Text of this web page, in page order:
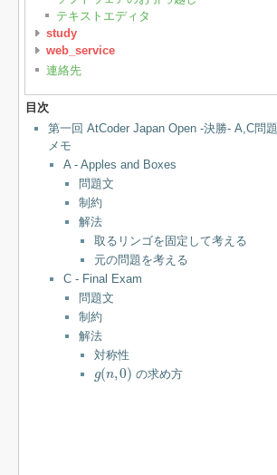
テキストエディタ
study
web_service
連絡先
目次
第一回 AtCoder Japan Open -決勝- A,C問題
メモ
A - Apples and Boxes
問題文
制約
解法
取るリンゴを固定して考える
元の問題を考える
C - Final Exam
問題文
制約
解法
対称性
g(n,0)
( 0) の求め方